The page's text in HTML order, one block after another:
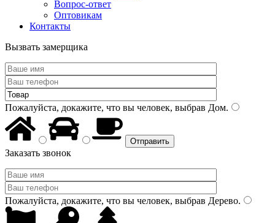
Вопрос-ответ
Оптовикам
Контакты
Вызвать замерщика
Пожалуйста, докажите, что вы человек, выбрав Дом.
Заказать звонок
Пожалуйста, докажите, что вы человек, выбрав Дерево.